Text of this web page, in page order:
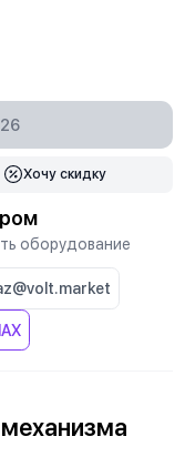
Хочу скидку
оборудование
механизма